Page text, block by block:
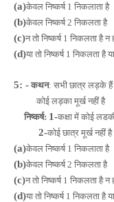
(a)केवल निष्कर्ष 1 निकलाता है
(b)केवल निष्कर्ष 2 निकलता है
(c)न तो निष्कर्ष 1 निकलता है न
(d)या तो निष्कर्ष 1 निकलता है
5: - कथन: सभी छात्र लड़के हैं
कोई लड़का मूर्ख नहीं है
निष्कर्ष: 1-कक्षा में कोई
2-कोई छात्र मूर्ख नहीं है
(a)केवल निष्कर्ष 1 निकलाता है
(b)केवल निष्कर्ष 2 निकलता है
(c)न तो निष्कर्ष 1 निकलता है न
(d)या तो निष्कर्ष 1 निकलता है